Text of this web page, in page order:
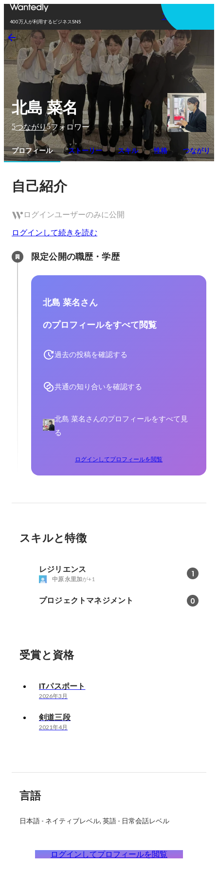
400万人が利用するビジネスSNS
アプリを使う
北島 菜名
5つながり5フォロワー
プロフィール ストーリー スキル 性格 つながり
自己紹介
ログインユーザーのみに公開
ログインして続きを読む
限定公開の職歴・学歴
北島 菜名さん
のプロフィールをすべて閲覧
過去の投稿を確認する
共通の知り合いを確認する
北島 菜名さんのプロフィールをすべて見
る
ログインしてプロフィールを閲覧
スキルと特徴
レジリエンス 1
中原 永里加が+1
プロジェクトマネジメント 0
受賞と資格
ITパスポート
2026年3月
剣道三段
2021年4月
言語
日本語 - ネイティブレベル 英語 - 日常会話レベル
ログインしてプロフィールを閲覧